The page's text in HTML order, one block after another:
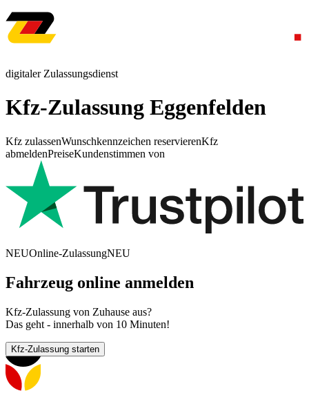
digitaler Zulassungsdienst
Kfz-Zulassung Eggenfelden
Kfz zulassenWunschkennzeichen reservierenKfz
abmeldenPreiseKundenstimmen von
NEUOnline-ZulassungNEU
Fahrzeug online anmelden
Kfz-Zulassung von Zuhause aus?
Das geht - innerhalb von 10 Minuten!
Kfz-Zulassung starten